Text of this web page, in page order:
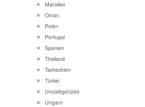
Marokko
Oman
Polen
Portugal
Spanien
Thailand
Tschechien
Türkei
Uncategorized
Ungarn